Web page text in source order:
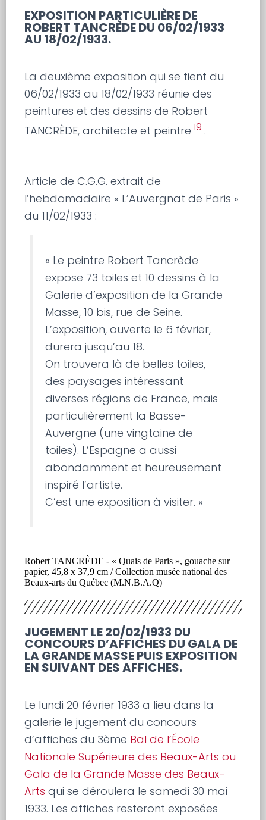
EXPOSITION PARTICULIÈRE DE
ROBERT TANCRÈDE DU 06/02/1933
AU 18/02/1933.
La deuxième exposition qui se tient du
06/02/1933 au 18/02/1933 réunie des
peintures et des dessins de Robert
TANCRÈDE, architecte et peintre 19 .
Article de C.G.G. extrait de
l’hebdomadaire « L’Auvergnat de Paris »
du 11/02/1933 :
« Le peintre Robert Tancrède
expose 73 toiles et 10 dessins à la
Galerie d’exposition de la Grande
Masse, 10 bis, rue de Seine.
L’exposition, ouverte le 6 février,
durera jusqu’au 18.
On trouvera là de belles toiles,
des paysages intéressant
diverses régions de France, mais
particulièrement la Basse-
Auvergne (une vingtaine de
toiles). L’Espagne a aussi
abondamment et heureusement
inspiré l’artiste.
C’est une exposition à visiter. »
Robert TANCRÈDE - « Quais de Paris », gouache sur
papier, 45,8 x 37,9 cm / Collection musée national des
Beaux-arts du Québec (M.N.B.A.Q)
JUGEMENT LE 20/02/1933 DU
CONCOURS D’AFFICHES DU GALA DE
LA GRANDE MASSE PUIS EXPOSITION
EN SUIVANT DES AFFICHES.
Le lundi 20 février 1933 a lieu dans la
galerie le jugement du concours
d’affiches du 3ème Bal de l’École
Nationale Supérieure des Beaux-Arts ou
Gala de la Grande Masse des Beaux-
Arts qui se déroulera le samedi 30 mai
1933. Les affiches resteront exposées